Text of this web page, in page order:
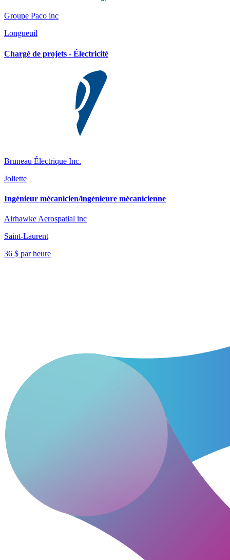
Groupe Paco inc
Longueuil
Chargé de projets - Électricité
Bruneau Électrique Inc.
Joliette
Ingénieur mécanicien/ingénieure mécanicienne
Airhawke Aerospatial inc
Saint-Laurent
36 $ par heure